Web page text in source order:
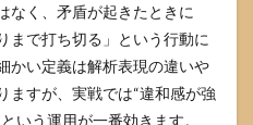
なく、矛盾が起きたときに
まで打ち切る」という行動に
かい定義は解析表現の違いや
ますが、実戦では“違和感が強
いう運用が一番効きます。